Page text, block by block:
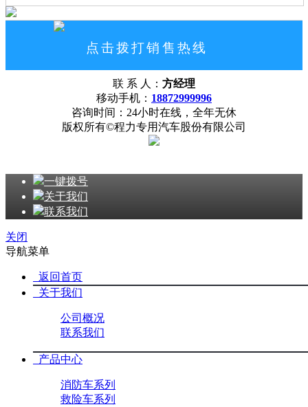
点击拨打销售热线
18872999996
公司概况
联 系 人： 方经理
移动手机： 18872999996
咨询时间：24小时在线，全年无休
版权所有©程力专用汽车股份有限公司
一键拨号
关于我们
联系我们
关闭
导航菜单
返回首页
关于我们
公司概况
联系我们
产品中心
消防车系列
救险车系列